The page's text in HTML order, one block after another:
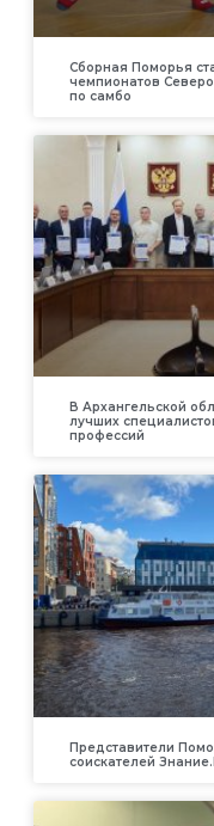
Сборная Поморья
чемпионатов
по самбо
В Архангельской
лучших
профессий
Представители
соискателей